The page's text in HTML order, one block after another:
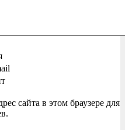
сайта в этом браузере для